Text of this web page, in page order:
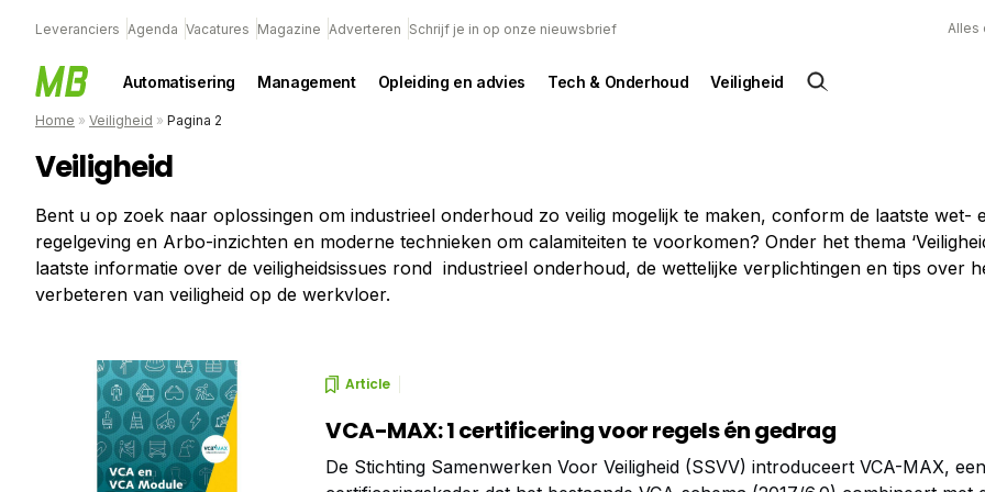
Leveranciers Agenda Vacatures Magazine Adverteren Schrijf je in op onze nieuwsbrief Alles
Automatisering Management Opleiding en advies Tech & Onderhoud Veiligheid
Home » Veiligheid » Pagina 2
Veiligheid
Bent u op zoek naar oplossingen om industrieel onderhoud zo veilig mogelijk te maken, conform de laatste wet-
regelgeving en Arbo-inzichten en moderne technieken om calamiteiten te voorkomen? Onder het thema
laatste informatie over de veiligheidsissues rond industrieel onderhoud, de wettelijke verplichtingen en tips over
verbeteren van veiligheid op de werkvloer.
Article
VCA-MAX: 1 certificering voor regels én gedrag
De Stichting Samenwerken Voor Veiligheid (SSVV) introduceert VCA-MAX,